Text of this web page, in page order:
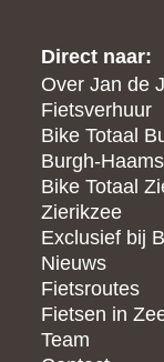
Direct naar:
Over Jan de
Fietsverhuur
Bike Totaal
Burgh-
Bike Totaal
Zierikzee
Exclusief bij
Nieuws
Fietsroutes
Fietsen in
Team